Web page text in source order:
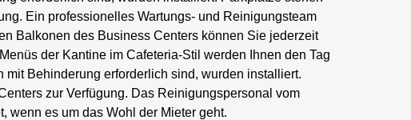
Ein professionelles Wartungs- und Reinigungsteam
Balkonen des Business Centers können Sie jederzeit
der Kantine im Cafeteria-Stil werden Ihnen den Tag
Behinderung erforderlich sind, wurden installiert.
zur Verfügung. Das Reinigungspersonal vom
wenn es um das Wohl der Mieter geht.